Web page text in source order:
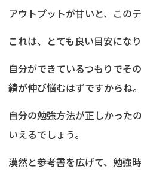
アウトプットが甘いと、この
これは、とても良い目安になり
自分ができているつもりでそ
績が伸び悩むはずですからね。
自分の勉強方法が正しかった
いえるでしょう。
漠然と参考書を広げて、勉強